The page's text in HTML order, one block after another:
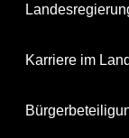
Karriere im